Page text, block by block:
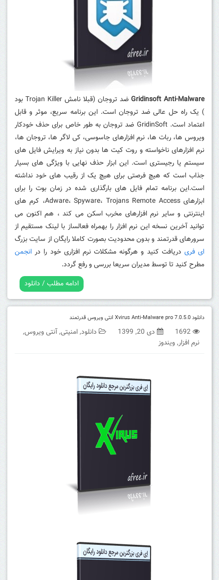
Gridinsoft Anti-Malware
ضد تروجان (قبلا نامش Trojan Killer بود
) یک راه حل عالی ضد تروجان است. این برنامه سریع، موثر و قابل
اعتماد است. GridinSoft ضد تروجان به طور خاص برای حذف خودکار
ویروس ها، ربات ها، نرم افزارهای جاسوسی، کی لاگر ها، تروجان ها،
نرم افزارهای ناخواسته و روت کیت ها بدون نیاز به ویرایش فایل های
سیستم یا رجیستری است. این ابزار حذف نهایی با ویژگی های بسیار
جذاب است که هیچ فرصتی برای هیچ یک از رقیب های خود نداشته
است.این برنامه تمام فایل های بارگذاری شده در زمان بوت را برای
ابزارهای Adware، Spyware، Trojans Remote Access، کرم های
اینترنتی و سایر نرم افزارهای مخرب اسکن می کند ، هم اکنون می
توانید آخرین نسخه این نرم افزار را بهمراه فعالساز با لینک مستقیم از
سرورهای قدرتمند و بدون محدودیت بصورت کاملا رایگان از سایت بزرگ
ای فری دریافت کنید و هرگونه مشکلات نرم افزاری خود را در انجمن
مطرح کنید تا توسط مدیران سریعا بررسی و رفع گردد.
ادامه مطلب / دانلود
دانلود Xvirus Anti-Malware pro 7.0.5.0 انتی ویروس قدرتمند
1692 دی 20, 1399 دانلود,امنیتی,آنتی ویروس,
نرم افزار,ویندوز